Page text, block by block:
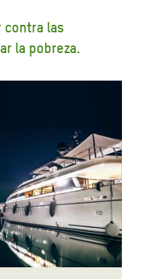
contra las
la pobreza.